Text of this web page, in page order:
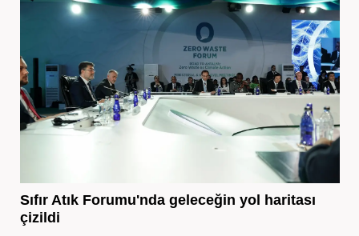
Sıfır Atık Forumu'nda geleceğin yol haritası
çizildi